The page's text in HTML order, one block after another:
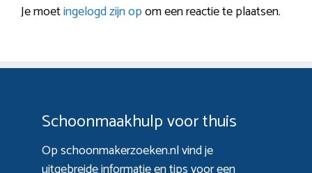
Je moetingelogd zijn opom een reactie te plaatsen.
Schoonmaakhulp voor thuis
Op schoonmakerzoeken.nl vind je